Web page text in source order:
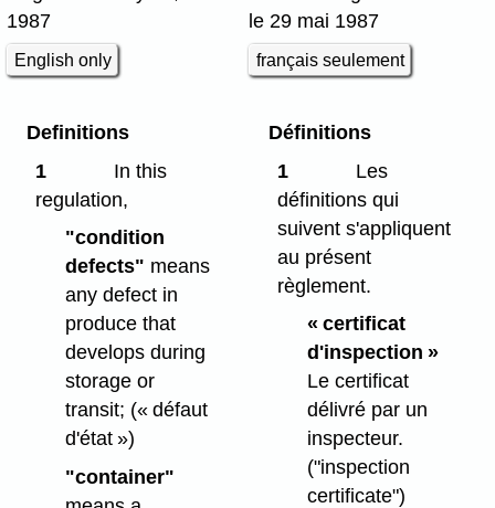
1987
English only
le 29 mai 1987
français seulement
Definitions
1
In this
regulation,
"condition
defects" means
any defect in
produce that
develops during
storage or
transit; (« défaut
d'état »)
"container"
Définitions
1
Les
définitions qui
suivent s'appliquent
au présent
règlement.
« certificat
d'inspection »
Le certificat
délivré par un
inspecteur.
("inspection
certificate")